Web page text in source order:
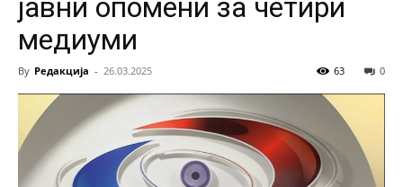
јавни опомени за четири
медиуми
By Редакција - 26.03.2025 0
63